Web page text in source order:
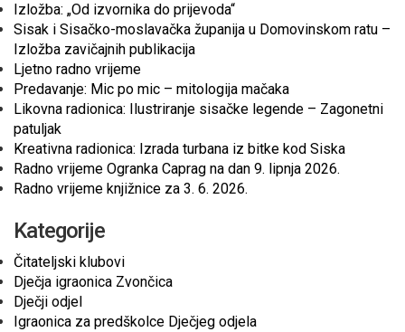
Izložba: „Od izvornika do prijevoda“
Sisak i Sisačko-moslavačka županija u Domovinskom ratu –
Izložba zavičajnih publikacija
Ljetno radno vrijeme
Predavanje: Mic po mic – mitologija mačaka
Likovna radionica: Ilustriranje sisačke legende – Zagonetni
patuljak
Kreativna radionica: Izrada turbana iz bitke kod Siska
Radno vrijeme Ogranka Caprag na dan 9. lipnja 2026.
Radno vrijeme knjižnice za 3. 6. 2026.
Kategorije
Čitateljski klubovi
Dječja igraonica Zvončica
Dječji odjel
Igraonica za predškolce Dječjeg odjela